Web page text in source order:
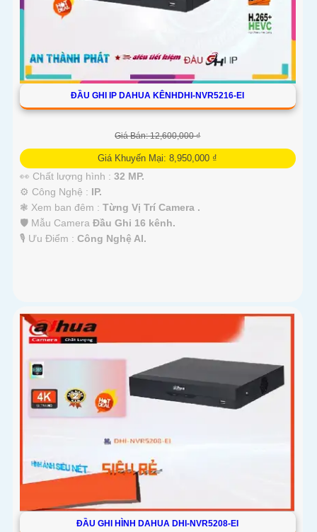
ĐẦU GHI IP DAHUA KÊNHDHI-NVR5216-EI
Giá Bán: 12,600,000 ₫
Giá Khuyến Mại: 8,950,000 ₫
👀 Chất lượng hình : 32 MP.
⚙ Công Nghệ : IP.
❃ Xem ban đêm : Từng Vị Trí Camera .
🛡 Mẫu Camera Đầu Ghi 16 kênh.
️🎙 Ưu Điểm : Công Nghệ AI.
ĐẦU GHI HÌNH DAHUA DHI-NVR5208-EI